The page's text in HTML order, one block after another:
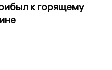
к горящему